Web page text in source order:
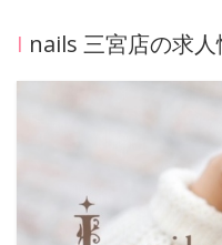
I nails 三宮店の求